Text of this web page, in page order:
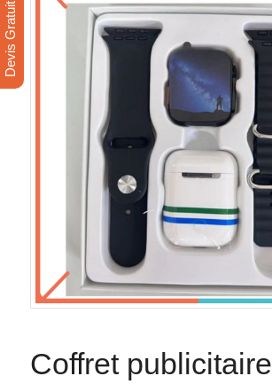
Coffret publicitaire
Devis Gratuit